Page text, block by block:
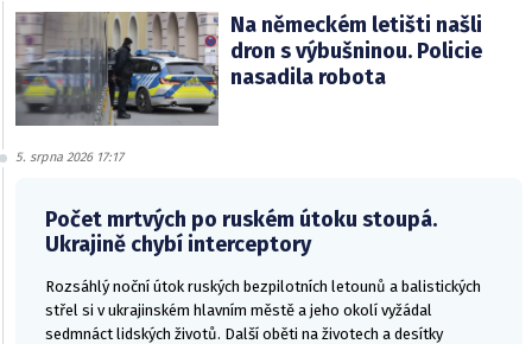
Na německém letišti našli
dron s výbušninou. Policie
nasadila robota
5. srpna 2026 17:17
Počet mrtvých po ruském útoku stoupá.
Ukrajině chybí interceptory
Rozsáhlý noční útok ruských bezpilotních letounů a balistických
střel si v ukrajinském hlavním městě a jeho okolí vyžádal
sedmnáct lidských životů. Další oběti na životech a desítky